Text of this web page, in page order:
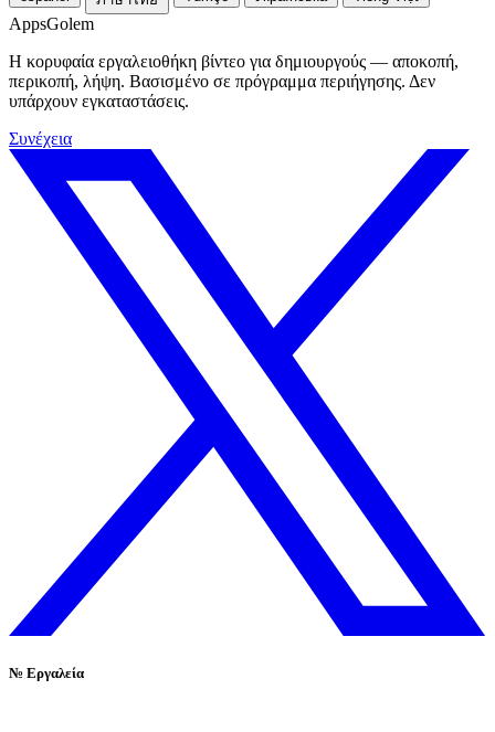
AppsGolem
Η κορυφαία εργαλειοθήκη βίντεο για δημιουργούς — αποκοπή,
περικοπή, λήψη. Βασισμένο σε πρόγραμμα περιήγησης. Δεν
υπάρχουν εγκαταστάσεις.
Συνέχεια
№ Εργαλεία